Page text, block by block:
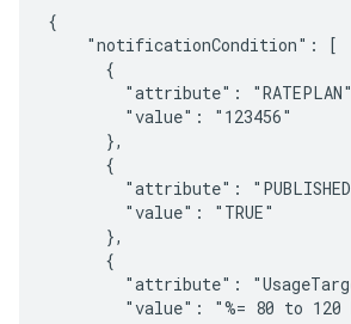
{
    "notificationCondition": [
      {
"attribute":
        "value": "123456"
      },
      {
"attribute":
        "value": "TRUE"
      },
      {
"attribute":
"value": "%= 80 to 120